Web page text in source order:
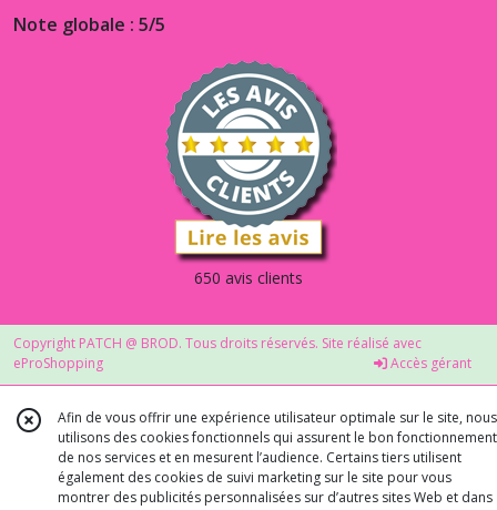
Note globale : 5/5
650 avis clients
Copyright PATCH @ BROD. Tous droits réservés. Site réalisé avec
eProShopping
Accès gérant
Afin de vous offrir une expérience utilisateur optimale sur le site, nous
utilisons des cookies fonctionnels qui assurent le bon fonctionnement
de nos services et en mesurent l’audience. Certains tiers utilisent
également des cookies de suivi marketing sur le site pour vous
montrer des publicités personnalisées sur d’autres sites Web et dans